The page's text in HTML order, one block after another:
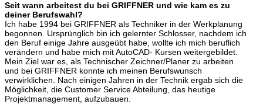
Seit wann arbeitest du bei GRIFFNER und wie kam es zu
deiner Berufswahl?
Ich habe 1994 bei GRIFFNER als Techniker in der Werkplanung
begonnen. Ursprünglich bin ich gelernter Schlosser, nachdem ich
den Beruf einige Jahre ausgeübt habe, wollte ich mich beruflich
verändern und habe mich mit AutoCAD- Kursen weitergebildet.
Mein Ziel war es, als Technischer Zeichner/Planer zu arbeiten
und bei GRIFFNER konnte ich meinen Berufswunsch
verwirklichen. Nach einigen Jahren in der Technik ergab sich die
Möglichkeit, die Customer Service Abteilung, das heutige
Projektmanagement, aufzubauen.